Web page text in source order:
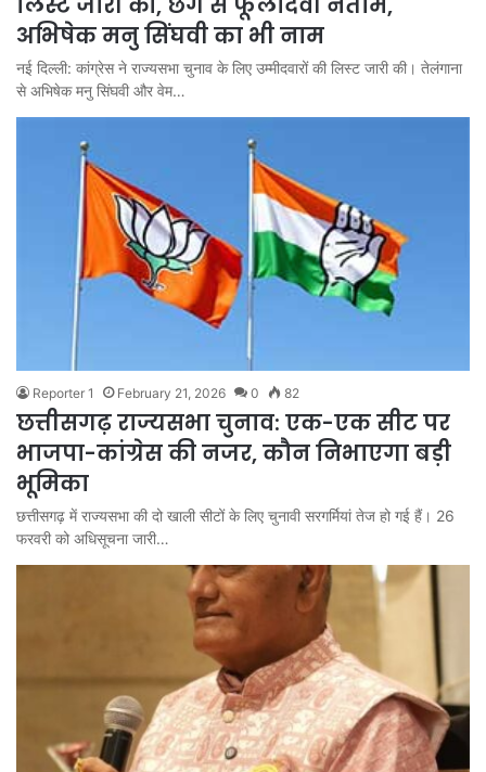
अभिषेक मनु सिंघवी का भी नाम
नई दिल्ली: कांग्रेस ने राज्यसभा चुनाव के लिए उम्मीदवारों की लिस्ट जारी की। तेलंगाना
से अभिषेक मनु सिंघवी और वेम…
Reporter 1 February 21, 2026 0 82
छत्तीसगढ़ राज्यसभा चुनाव: एक-एक सीट पर
भाजपा-कांग्रेस की नजर, कौन निभाएगा बड़ी
भूमिका
छत्तीसगढ़ में राज्यसभा की दो खाली सीटों के लिए चुनावी सरगर्मियां तेज हो गई हैं। 26
फरवरी को अधिसूचना जारी…